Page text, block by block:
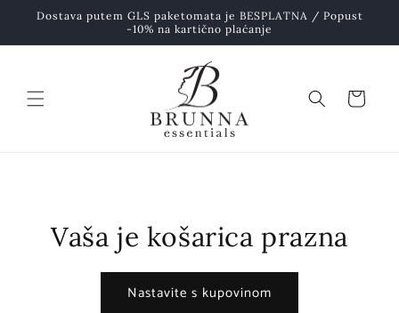
na
Dostava putem GLS paketomata je BESPLATNA / Popust
-10% na kartično plaćanje
Košarica
Vaša je košarica prazna
Nastavite s kupovinom